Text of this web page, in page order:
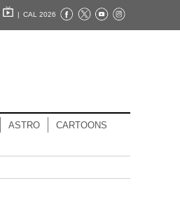
| CAL 2026
ASTRO CARTOONS